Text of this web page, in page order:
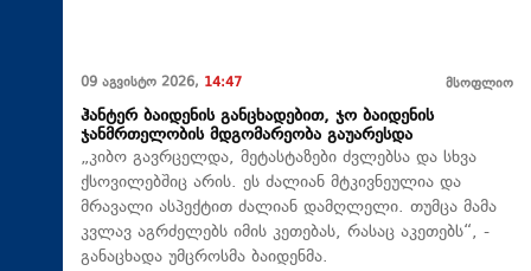
09 აგვისტო 2026, 14:47 მსოფლიო
ჰანტერ ბაიდენის განცხადებით, ჯო ბაიდენის
ჯანმრთელობის მდგომარეობა გაუარესდა
„კიბო გავრცელდა, მეტასტაზები ძვლებსა და სხვა
ქსოვილებშიც არის. ეს ძალიან მტკივნეულია და
მრავალი ასპექტით ძალიან დამღლელი. თუმცა მამა
კვლავ აგრძელებს იმის კეთებას, რასაც აკეთებს“, -
განაცხადა უმცროსმა ბაიდენმა.